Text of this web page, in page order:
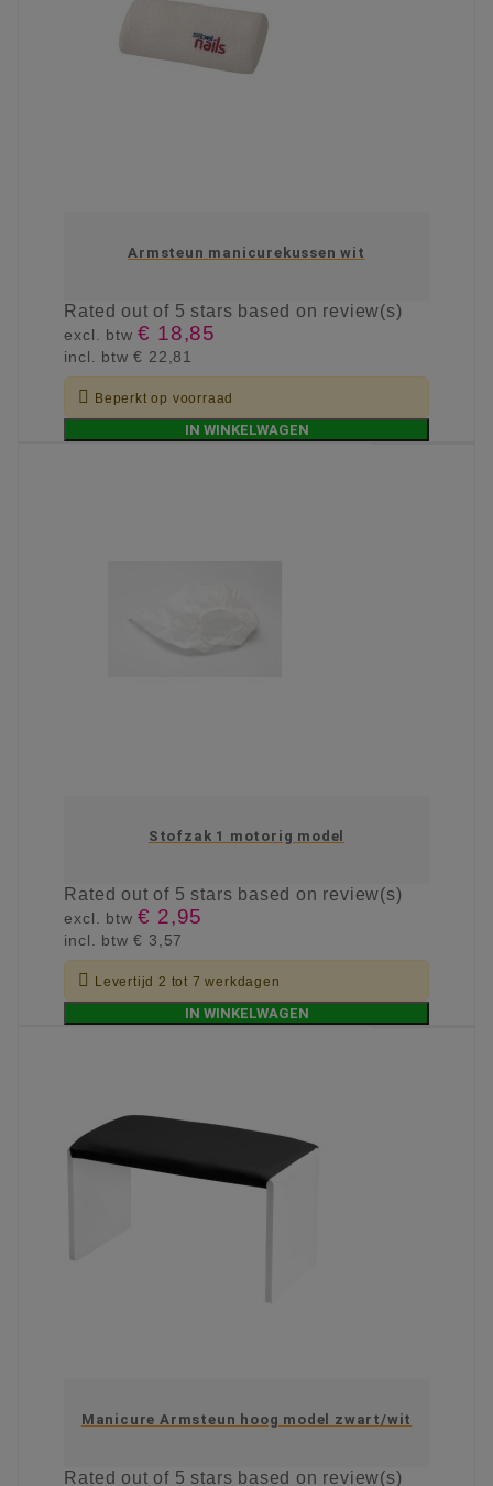
Armsteun manicurekussen wit
Ratedout of 5 stars based on review(s)
excl. btw€ 18,85
incl. btw€ 22,81
 Beperkt op voorraad
IN WINKELWAGEN
Stofzak 1 motorig model
Ratedout of 5 stars based on review(s)
excl. btw€ 2,95
incl. btw€ 3,57
 Levertijd 2 tot 7 werkdagen
IN WINKELWAGEN
Manicure Armsteun hoog model zwart/wit
Ratedout of 5 stars based on review(s)